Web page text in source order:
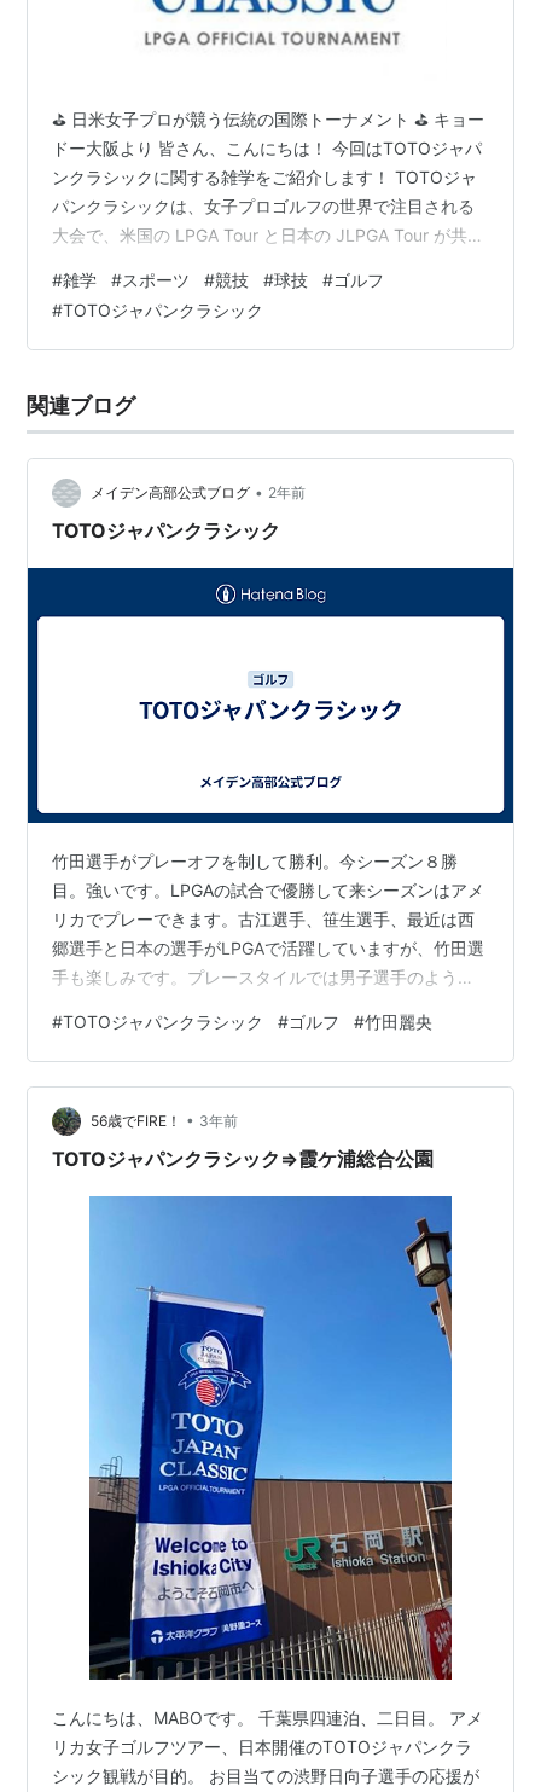
⛳ 日米女子プロが競う伝統の国際トーナメント ⛳ キョー
ドー大阪より 皆さん、こんにちは！ 今回はTOTOジャパ
ンクラシックに関する雑学をご紹介します！ TOTOジャ
パンクラシックは、女子プロゴルフの世界で注目される
大会で、米国の LPGA Tour と日本の JLPGA Tour が共同
です。 以下のポイントを押さえて、その魅力と見どころ
を紹介します。 ⛳ TOTOジャパンクラシックの基本情
報・歴史 TOTOジャパンクラシックは、1973年に
ルフトーナメントです。 長い歴…
#雑学 #スポーツ #競技 #球技 #ゴルフ
#TOTOジャパンクラシック
関連ブログ
メイデン高部公式ブログ • 2年前
TOTOジャパンクラシック
竹田選手がプレーオフを制して勝利。今シーズン８勝
目。強いです。LPGAの試合で優勝して来シーズンはアメ
リカでプレーできます。古江選手、笹生選手、最近は西
郷選手と日本の選手がLPGAで活躍していますが、竹田選
手も楽しみです。プレースタイルでは男子選手のような
ばすので好きな選手です。来年が楽しみです。
#TOTOジャパンクラシック #ゴルフ #竹田麗央
56歳でFIRE！ • 3年前
TOTOジャパンクラシック⇒霞ケ浦総合公園
こんにちは、MABOです。 千葉県四連泊、二日目。 アメ
リカ女子ゴルフツアー、日本開催のTOTOジャパンクラ
シック観戦が目的。 お目当ての渋野日向子選手の応援が